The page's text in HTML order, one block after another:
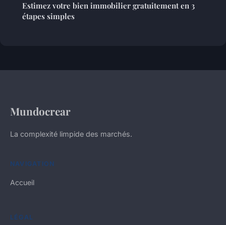
Estimez votre bien immobilier gratuitement en 3
étapes simples
Mundocrear
La complexité limpide des marchés.
NAVIGATION
Accueil
LÉGAL